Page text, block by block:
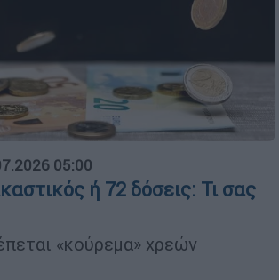
05:00
ή 72 δόσεις: Τι σας
«κούρεμα» χρεών